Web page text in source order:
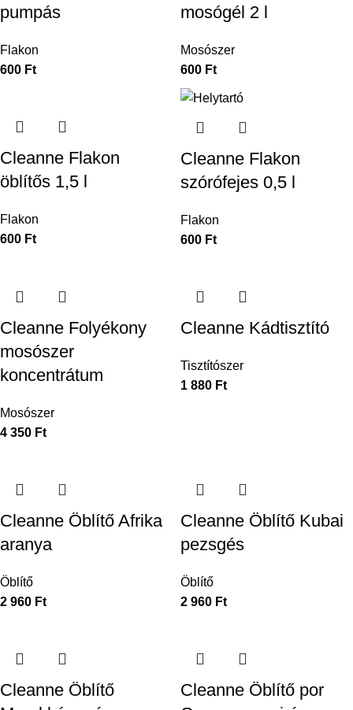
pumpás
Flakon
600 Ft
mosógél 2 l
Mosószer
600 Ft
Cleanne Flakon
öblítős 1,5 l
Flakon
600 Ft
Cleanne Flakon
szórófejes 0,5 l
Flakon
600 Ft
Cleanne Folyékony
mosószer
koncentrátum
Mosószer
4 350 Ft
Cleanne Kádtisztító
Tisztítószer
1 880 Ft
Cleanne Öblítő Afrika
aranya
Öblítő
2 960 Ft
Cleanne Öblítő Kubai
pezsgés
Öblítő
2 960 Ft
Cleanne Öblítő
Cleanne Öblítő por